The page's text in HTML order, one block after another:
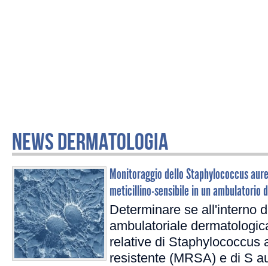
NEWS DERMATOLOGIA
Monitoraggio dello Staphylococcus
meticillino-sensibile in un ambulatorio
Determinare se all'interno
ambulatoriale
relative di Staphylococcus
resistente (MRSA) e di S